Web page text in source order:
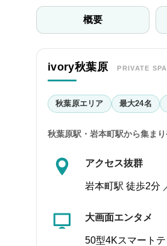
概要
ivory秋葉原 PRIVATE
秋葉原エリア 最大24名
秋葉原駅・岩本町駅から集ま
アクセス抜群
岩本町駅 徒歩2分
大画面エンタメ
50型4Kスマート